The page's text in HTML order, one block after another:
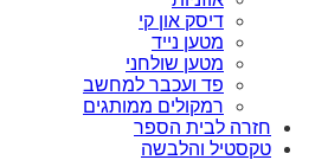
דיסק און קי
מטען נייד
מטען שולחני
פד ועכבר למחשב
רמקולים ממותגים
חזרה לבית הספר
טקסטיל והלבשה